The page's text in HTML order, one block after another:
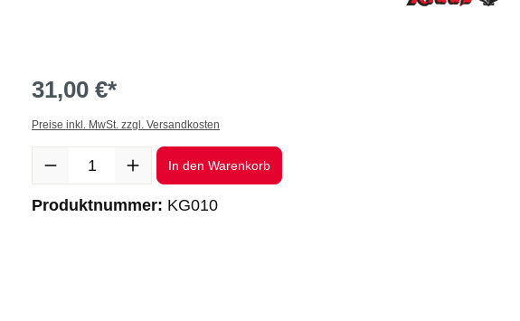
31,00 €*
Preise inkl. MwSt. zzgl. Versandkosten
Produkt Anzahl: Gib den gewünschten Wert ein oder benutze die Schaltflächen
In den Warenkorb
Produktnummer: KG010